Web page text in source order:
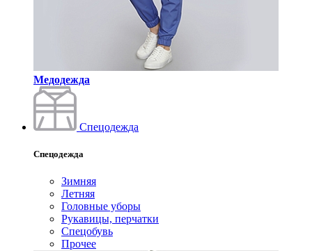
Медодежда
Спецодежда
Спецодежда
Зимняя
Летняя
Головные уборы
Рукавицы, перчатки
Спецобувь
Прочее